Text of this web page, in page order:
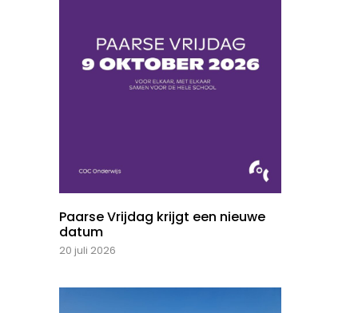
Paarse Vrijdag krijgt een nieuwe
datum
20 juli 2026